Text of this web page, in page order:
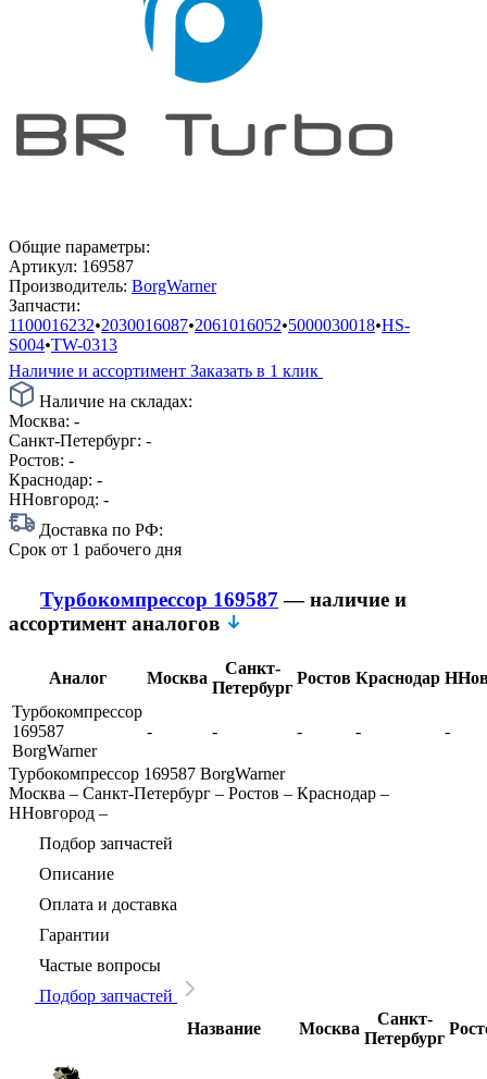
Общие параметры:
Артикул: 169587
Производитель: BorgWarner
Запчасти:
1100016232•2030016087•2061016052•5000030018•HS-
S004•TW-0313
Наличие и ассортимент Заказать в 1 клик
Наличие на складах:
Москва: -
Санкт-Петербург: -
Ростов: -
Краснодар: -
ННовгород: -
Доставка по РФ:
Срок от 1 рабочего дня
Турбокомпрессор 169587 — наличие и
ассортимент аналогов
Аналог Москва
Санкт-
Петербург
Ростов Краснодар
Турбокомпрессор
169587
BorgWarner
- - - - -
Турбокомпрессор 169587 BorgWarner
Москва – Санкт-Петербург – Ростов – Краснодар –
ННовгород –
Подбор запчастей
Описание
Оплата и доставка
Гарантии
Частые вопросы
Подбор запчастей
Название
Москва
Санкт-
Петербург